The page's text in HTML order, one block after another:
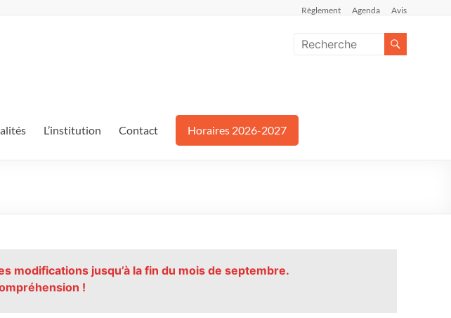
Règlement Agenda Avis
L’institution Contact Horaires 2026-2027
jusqu’à la fin du mois de septembre.
!